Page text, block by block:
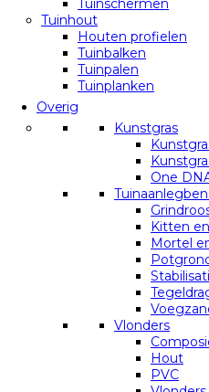
Tuinhout
Houten profielen
Tuinbalken
Tuinpalen
Tuinplanken
Overig
Kunstgras
One
Kitten
Mortel
Vlonders
Hout
PVC